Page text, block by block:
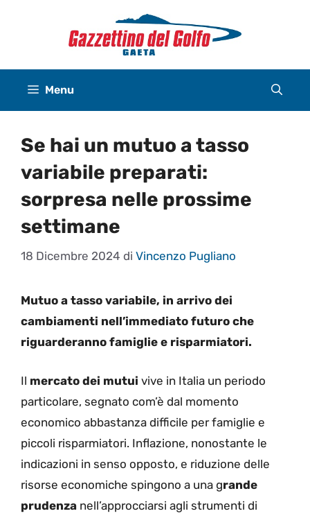
Menu
Se hai un mutuo a tasso
variabile preparati:
sorpresa nelle prossime
settimane
18 Dicembre 2024 di Vincenzo Pugliano
Mutuo a tasso variabile, in arrivo dei
cambiamenti nell’immediato futuro che
riguarderanno famiglie e risparmiatori.
Il mercato dei mutui vive in Italia un periodo
particolare, segnato com’è dal momento
economico abbastanza difficile per famiglie e
piccoli risparmiatori. Inflazione, nonostante le
indicazioni in senso opposto, e riduzione delle
risorse economiche spingono a una grande
prudenza nell’approcciarsi agli strumenti di